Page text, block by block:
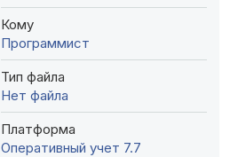
Кому
Программист
Тип файла
Нет файла
Платформа
Оперативный учет 7.7